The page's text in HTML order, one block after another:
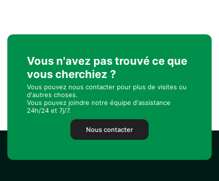
Vous n'avez pas trouvé ce que
vous cherchiez ?
Vous pouvez nous contacter pour plus de visites ou
d'autres choses.
Vous pouvez joindre notre équipe d'assistance
24h/24 et 7j/7.
Nous contacter